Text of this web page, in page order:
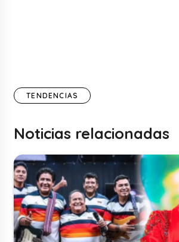
TENDENCIAS
Noticias relacionadas